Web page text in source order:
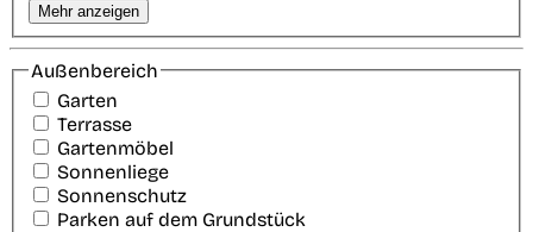
Mehr anzeigen
Außenbereich
Garten
Terrasse
Gartenmöbel
Sonnenliege
Sonnenschutz
Parken auf dem Grundstück